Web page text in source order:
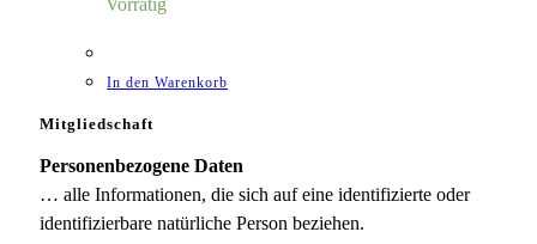
In den Warenkorb
Mitgliedschaft
Personenbezogene Daten
… alle Informationen, die sich auf eine identifizierte oder
identifizierbare natürliche Person beziehen.